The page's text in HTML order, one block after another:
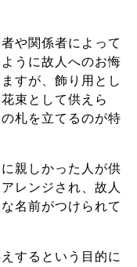
や関係者によって
うに故人へのお悔
すが、飾り用とし
束として供えら
札を立てるのが特
親しかった人が供
レンジされ、故人
名前がつけられて
するという目的に